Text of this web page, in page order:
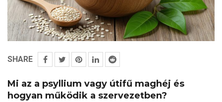
SHARE
Mi az a psyllium vagy útifű maghéj és
hogyan működik a szervezetben?